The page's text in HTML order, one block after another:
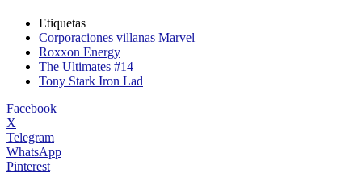
Etiquetas
Corporaciones villanas Marvel
Roxxon Energy
The Ultimates #14
Tony Stark Iron Lad
Facebook
X
Telegram
WhatsApp
Pinterest